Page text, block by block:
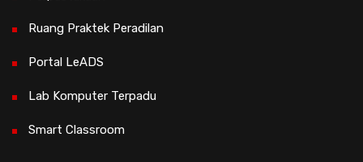
Ruang Praktek Peradilan
Portal LeADS
Lab Komputer Terpadu
Smart Classroom